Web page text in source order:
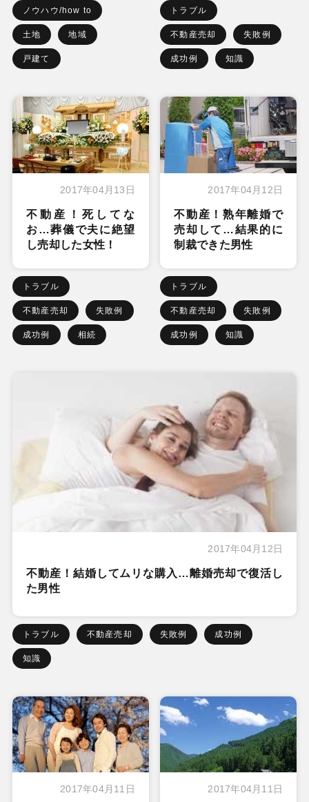
ノウハウ/how to
土地 地域
戸建て
トラブル
不動産売却 失敗例
成功例 知識
2017年04月13日
不動産！死してな
お…葬儀で夫に絶望
し売却した女性！
トラブル
不動産売却 失敗例
成功例 相続
2017年04月12日
不動産！熟年離婚で
売却して…結果的に
制裁できた男性
トラブル
不動産売却 失敗例
成功例 知識
2017年04月12日
不動産！結婚してムリな購入…離婚売却で復活し
た男性
トラブル 不動産売却 失敗例 成功例
知識
2017年04月11日 2017年04月11日